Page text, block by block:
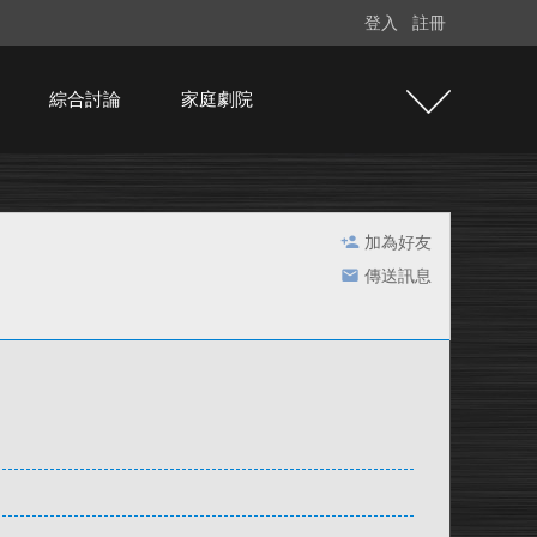
登入 註冊
綜合討論 家庭劇院
加為好友
傳送訊息